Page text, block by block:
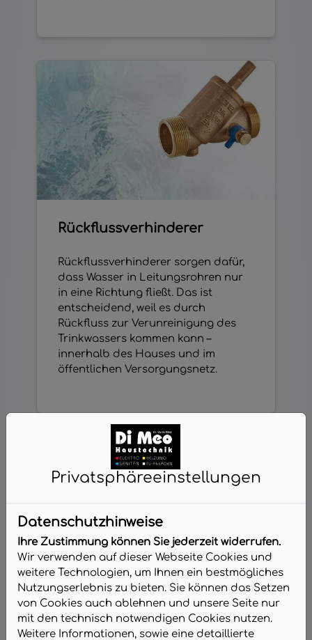
Rückflussverhinderer
Rückflussverhinderer sorgen dafür,
dass Wasser in Leitungsrohren nur
in eine Richtung fließt. Das ist
entscheidend, weil es durch
Rückfluss zur Verunreinigung des
Trinkwassers kommen kann –
innerhalb des Hauses und im
öffentlichen Versorgungsnetz.
Druckminderer
Privatsphäre­einstellungen
Datenschutzhinweise
Ihre Zustimmung können Sie jederzeit widerrufen.
Wir verwenden auf dieser Webseite Cookies und
weitere Technologien, um Ihnen ein bestmögliches
Nutzungserlebnis zu bieten. Sie können das Setzen
von Cookies auch ablehnen und unsere Seite nur
mit den technisch notwendigen Cookies nutzen.
Weitere Informationen, sowie eine detaillierte